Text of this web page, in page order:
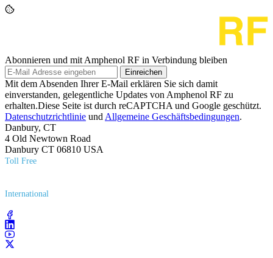
Abonnieren und mit Amphenol RF in Verbindung bleiben
Einreichen
Mit dem Absenden Ihrer E-Mail erklären Sie sich damit
einverstanden, gelegentliche Updates von Amphenol RF zu
erhalten.Diese Seite ist durch reCAPTCHA und Google geschützt.
Datenschutzrichtlinie und Allgemeine Geschäftsbedingungen.
Danbury, CT
4 Old Newtown Road
Danbury CT 06810 USA
Toll Free
International